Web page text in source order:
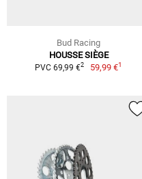
Bud Racing
HOUSSE SIÈGE
PVC 69,99 €2 59,99 €1